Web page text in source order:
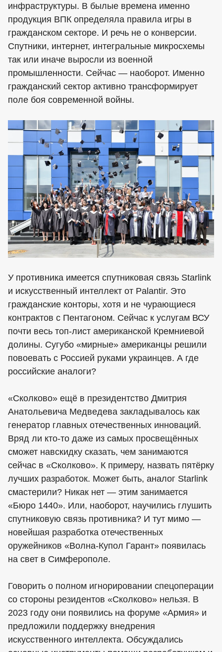
инфраструктуры. В былые времена именно
продукция ВПК определяла правила игры в
гражданском секторе. И речь не о конверсии.
Спутники, интернет, интегральные микросхемы
так или иначе выросли из военной
промышленности. Сейчас — наоборот. Именно
гражданский сектор активно трансформирует
поле боя современной войны.
У противника имеется спутниковая связь Starlink
и искусственный интеллект от Palantir. Это
гражданские конторы, хотя и не чурающиеся
контрактов с Пентагоном. Сейчас к услугам ВСУ
почти весь топ-лист американской Кремниевой
долины. Сугубо «мирные» американцы решили
повоевать с Россией руками украинцев. А где
российские аналоги?
«Сколково» ещё в президентство Дмитрия
Анатольевича Медведева закладывалось как
генератор главных отечественных инноваций.
Вряд ли кто-то даже из самых просвещённых
сможет навскидку сказать, чем занимаются
сейчас в «Сколково». К примеру, назвать пятёрку
лучших разработок. Может быть, аналог Starlink
смастерили? Никак нет — этим занимается
«Бюро 1440». Или, наоборот, научились глушить
спутниковую связь противника? И тут мимо —
новейшая разработка отечественных
оружейников «Волна-Купол Гарант» появилась
на свет в Симферополе.
Говорить о полном игнорировании спецоперации
со стороны резидентов «Сколково» нельзя. В
2023 году они появились на форуме «Армия» и
предложили поддержку внедрения
искусственного интеллекта. Обсуждались